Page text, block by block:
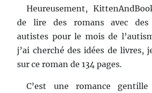
Heureusement,
de lire des romans avec des
autistes pour le mois de
j’ai cherché des idées de livres,
sur ce roman de 134 pages.
C’est une romance